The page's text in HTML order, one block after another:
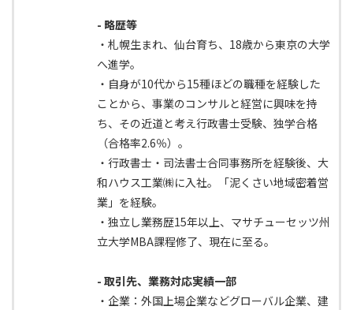
- 略歴等
・札幌生まれ、仙台育ち、18歳から東京の大学
へ進学。
・自身が10代から15種ほどの職種を経験した
ことから、事業のコンサルと経営に興味を持
ち、その近道と考え行政書士受験、独学合格
（合格率2.6％）。
・行政書士・司法書士合同事務所を経験後、大
和ハウス工業㈱に入社。「泥くさい地域密着営
業」を経験。
・独立し業務歴15年以上、マサチューセッツ州
立大学MBA課程修了、現在に至る。
- 取引先、業務対応実績一部
・企業：外国上場企業などグローバル企業、建